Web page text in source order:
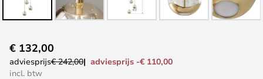
naar
het
€ 132,00
adviesprijs€ 242,00
adviesprijs -€ 110,00
incl. btw